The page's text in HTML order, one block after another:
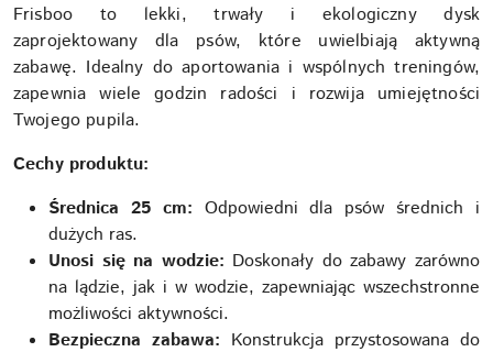
Frisboo to lekki, trwały i ekologiczny dysk
zaprojektowany dla psów, które uwielbiają aktywną
zabawę. Idealny do aportowania i wspólnych treningów,
zapewnia wiele godzin radości i rozwija umiejętności
Twojego pupila.
Cechy produktu:
Średnica 25 cm: Odpowiedni dla psów średnich i
dużych ras.
Unosi się na wodzie: Doskonały do zabawy zarówno
na lądzie, jak i w wodzie, zapewniając wszechstronne
możliwości aktywności.
Bezpieczna zabawa: Konstrukcja przystosowana do